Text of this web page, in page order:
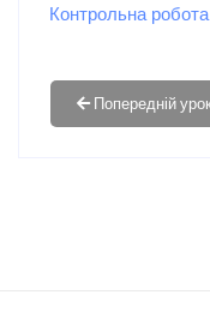
Контрольна робота